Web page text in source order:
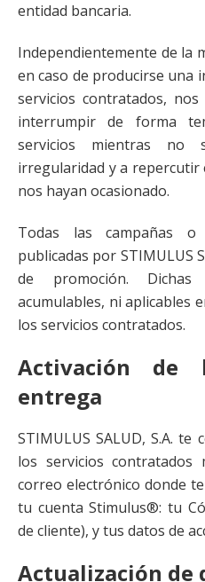
entidad bancaria.
Independientemente de la
en caso de producirse una
servicios contratados,
interrumpir de forma
servicios mientras no
irregularidad y a repercutir
nos hayan ocasionado.
Todas las campañas o
publicadas por STIMULUS
de promoción.
acumulables, ni aplicables
los servicios contratados.
Activación de
entrega
STIMULUS SALUD, S.A.
los servicios
correo electrónico donde
tu cuenta Stimulus®: tu
de cliente), y tus datos de
Actualización de